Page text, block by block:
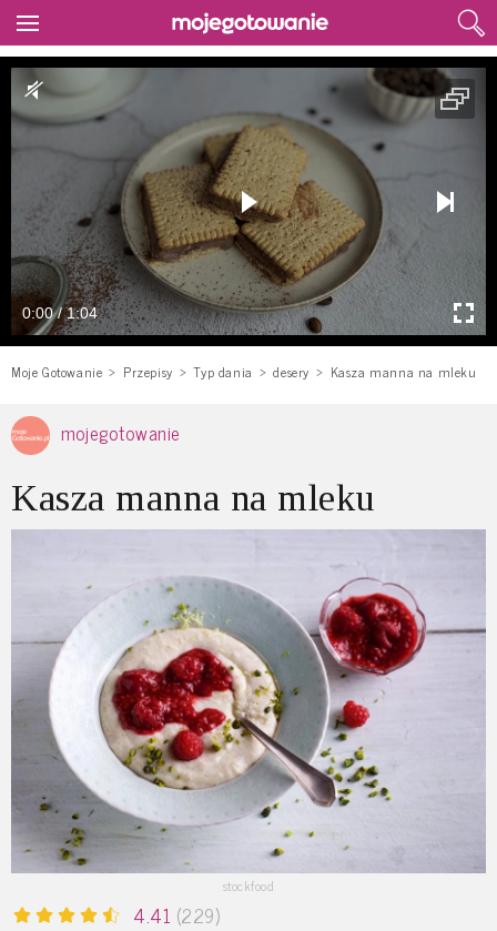
0:00 / 1:04
Moje Gotowanie Przepisy Typ dania desery Kasza manna na mleku
mojegotowanie
Kasza manna na mleku
stockfood
4.41 (229)